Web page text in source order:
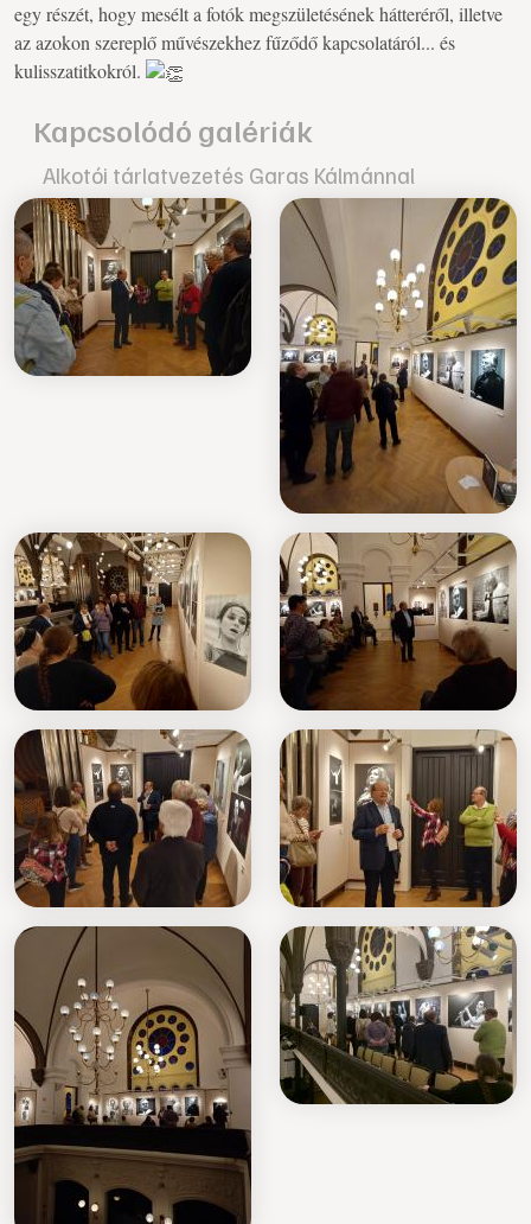
egy részét, hogy mesélt a fotók megszületésének hátteréről, illetve
az azokon szereplő művészekhez fűződő kapcsolatáról... és
kulisszatitkokról.
Kapcsolódó galériák
Alkotói tárlatvezetés Garas Kálmánnal